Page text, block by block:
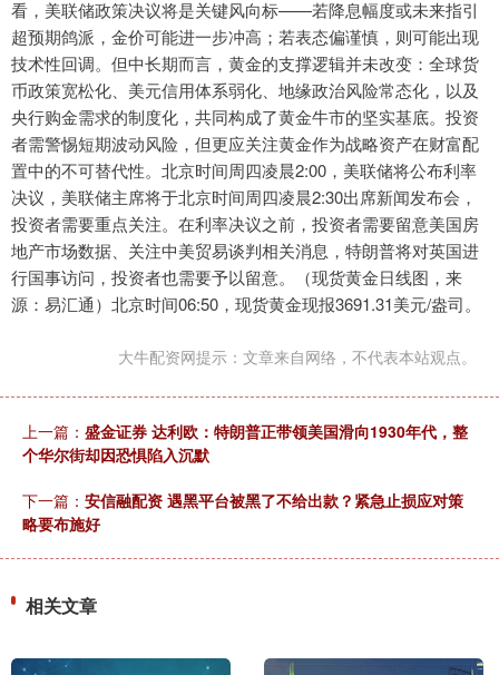
看，美联储政策决议将是关键风向标——若降息幅度或未来指引
超预期鸽派，金价可能进一步冲高；若表态偏谨慎，则可能出现
技术性回调。但中长期而言，黄金的支撑逻辑并未改变：全球货
币政策宽松化、美元信用体系弱化、地缘政治风险常态化，以及
央行购金需求的制度化，共同构成了黄金牛市的坚实基底。投资
者需警惕短期波动风险，但更应关注黄金作为战略资产在财富配
置中的不可替代性。北京时间周四凌晨2:00，美联储将公布利率
决议，美联储主席将于北京时间周四凌晨2:30出席新闻发布会，
投资者需要重点关注。在利率决议之前，投资者需要留意美国房
地产市场数据、关注中美贸易谈判相关消息，特朗普将对英国进
行国事访问，投资者也需要予以留意。（现货黄金日线图，来
源：易汇通）北京时间06:50，现货黄金现报3691.31美元/盎司。
大牛配资网提示：文章来自网络，不代表本站观点。
上一篇： 盛金证券 达利欧：特朗普正带领美国滑向1930年代，整
个华尔街却因恐惧陷入沉默
下一篇： 安信融配资 遇黑平台被黑了不给出款？紧急止损应对策
略要布施好
相关文章